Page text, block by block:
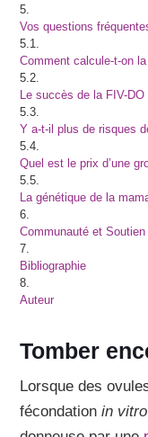
5.
Vos questions
5.1.
Comment calcule-t-on
5.2.
Le succès de la FIV-
5.3.
Y a-t-il plus de risques
5.4.
Quel est le prix d’une
5.5.
La génétique de la
6.
Communauté et Soutien
7.
Bibliographie
8.
Auteur
Tomber
Lorsque des
fécondationin vitro